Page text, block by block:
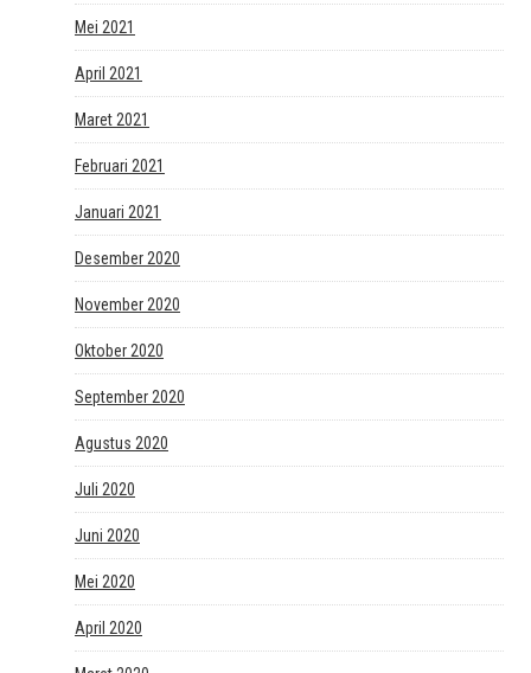
Mei 2021
April 2021
Maret 2021
Februari 2021
Januari 2021
Desember 2020
November 2020
Oktober 2020
September 2020
Agustus 2020
Juli 2020
Juni 2020
Mei 2020
April 2020